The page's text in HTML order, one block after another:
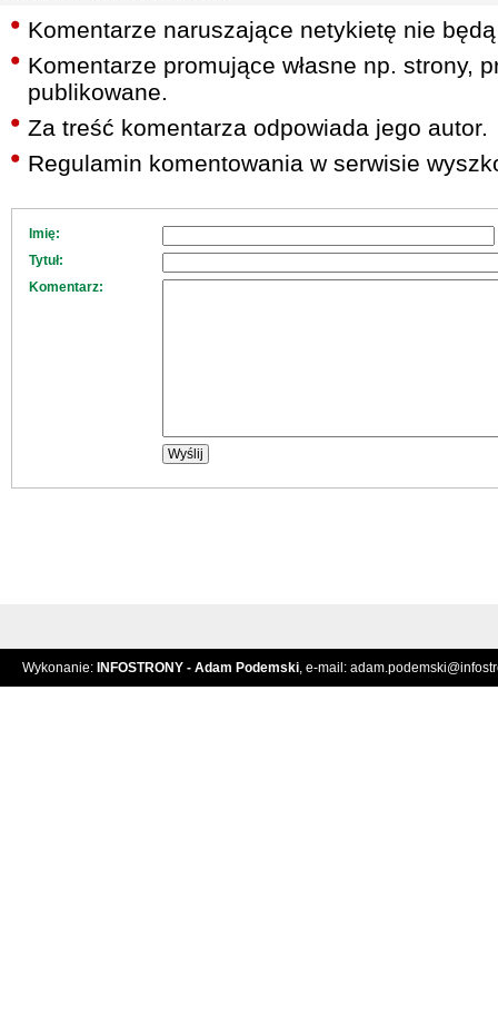
Komentarze naruszające netykietę nie
Komentarze promujące własne np. strony,
publikowane.
Za treść komentarza odpowiada jego autor.
Regulamin komentowania w serwisie
Imię:
Tytuł:
Komentarz:
Wykonanie: INFOSTRONY - Adam Podemski, e-mail: